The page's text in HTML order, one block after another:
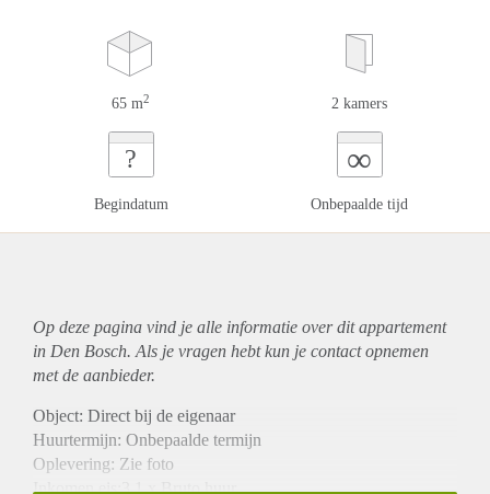
65 m2 2 kamers
?
Begindatum
∞
Onbepaalde tijd
Op deze pagina vind je alle informatie over ditappartement
in Den Bosch. Als je vragen hebt kun je contact opnemen
met de aanbieder.
Object: Direct bij de eigenaar
Huurtermijn: Onbepaalde termijn
Oplevering: Zie foto
Inkomen eis:3,1 x Bruto huur